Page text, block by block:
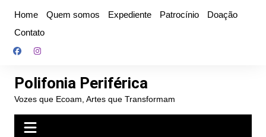
conteúdo
Home Quem somos Expediente Patrocínio
Doação
Contato
Polifonia Periférica
Vozes que Ecoam, Artes que Transformam